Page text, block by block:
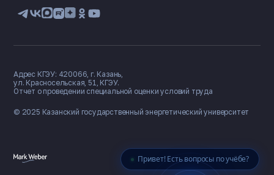
Привет! Есть вопросы по учёбе?
🏠 Общежитие
© 2025 Казанский государственный энергетический университет
Адрес КГЭУ: 420066, г. Казань,
ул. Красносельская, 51, КГЭУ.
Отчет о проведении специальной оценки условий труда